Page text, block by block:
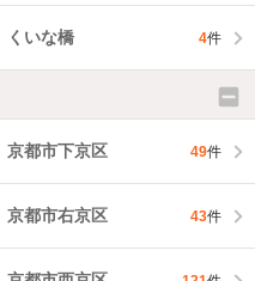
くいな橋 4件
京都市下京区 49件
京都市右京区 43件